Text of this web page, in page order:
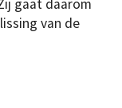
gaat daarom
van de